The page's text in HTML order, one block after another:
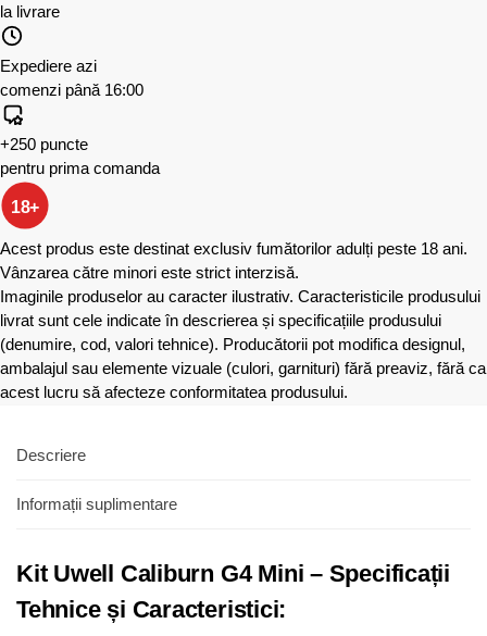
la livrare
Expediere azi
comenzi până 16:00
+250 puncte
pentru prima comanda
18+
Acest produs este destinat exclusiv fumătorilor adulți peste 18 ani.
Vânzarea către minori este strict interzisă.
Imaginile produselor au caracter ilustrativ. Caracteristicile produsului
livrat sunt cele indicate în descrierea și specificațiile produsului
(denumire, cod, valori tehnice). Producătorii pot modifica designul,
ambalajul sau elemente vizuale (culori, garnituri) fără preaviz, fără ca
acest lucru să afecteze conformitatea produsului.
Descriere
Informații suplimentare
Kit Uwell Caliburn G4 Mini – Specificații
Tehnice și Caracteristici: